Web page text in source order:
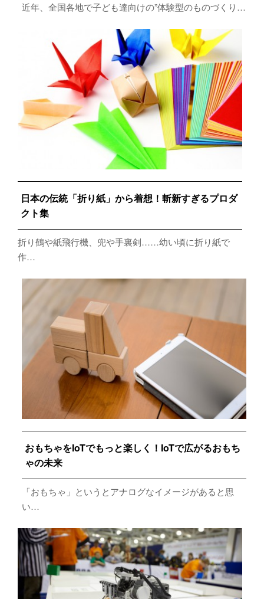
近年、全国各地で子ども達向けの”体験型のものづくり…
日本の伝統「折り紙」から着想！斬新すぎるプロダ
クト集
折り鶴や紙飛行機、兜や手裏剣……幼い頃に折り紙で
作…
おもちゃをIoTでもっと楽しく！IoTで広がるおもち
ゃの未来
「おもちゃ」というとアナログなイメージがあると思
い…